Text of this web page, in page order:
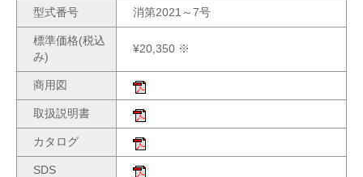
型式番号 消第2021～7号
標準価格(税込
み)
¥20,350 ※
商用図
取扱説明書
カタログ
SDS